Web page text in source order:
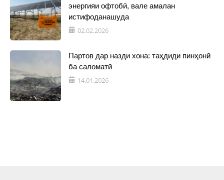
энергияи офтобӣ, вале амалан
истифоданашуда
02.02.2026
Партов дар назди хона: таҳдиди пинҳонӣ
ба саломатӣ
14.01.2026